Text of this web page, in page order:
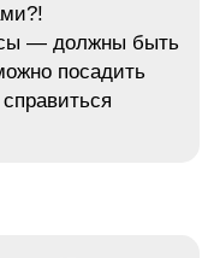
— должны быть
посадить